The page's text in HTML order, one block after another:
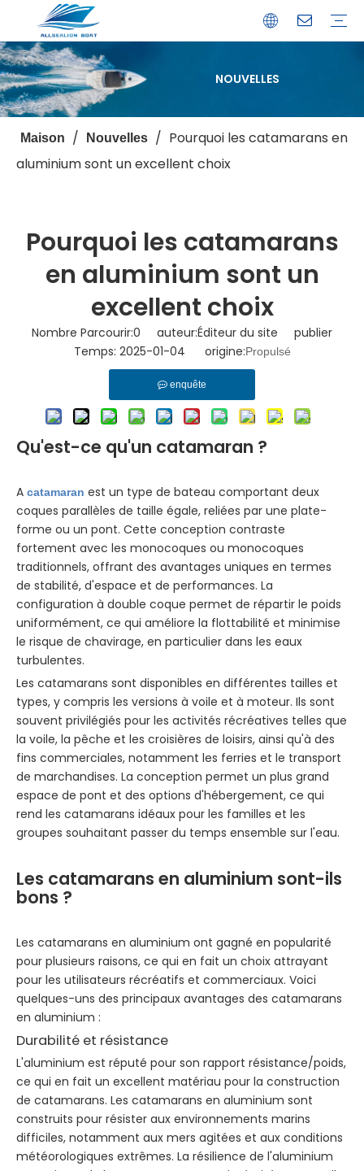
NOUVELLES
Maison / Nouvelles / Pourquoi les catamarans en
aluminium sont un excellent choix
Pourquoi les catamarans
en aluminium sont un
excellent choix
Nombre Parcourir:0 auteur:Éditeur du site publier
Temps: 2025-01-04 origine:Propulsé
enquête
Qu'est-ce qu'un catamaran ?
A catamaran est un type de bateau comportant deux
coques parallèles de taille égale, reliées par une plate-
forme ou un pont. Cette conception contraste
fortement avec les monocoques ou monocoques
traditionnels, offrant des avantages uniques en termes
de stabilité, d'espace et de performances. La
configuration à double coque permet de répartir le poids
uniformément, ce qui améliore la flottabilité et minimise
le risque de chavirage, en particulier dans les eaux
turbulentes.
Les catamarans sont disponibles en différentes tailles et
types, y compris les versions à voile et à moteur. Ils sont
souvent privilégiés pour les activités récréatives telles que
la voile, la pêche et les croisières de loisirs, ainsi qu'à des
fins commerciales, notamment les ferries et le transport
de marchandises. La conception permet un plus grand
espace de pont et des options d'hébergement, ce qui
rend les catamarans idéaux pour les familles et les
groupes souhaitant passer du temps ensemble sur l'eau.
Les catamarans en aluminium sont-ils
bons ?
Les catamarans en aluminium ont gagné en popularité
pour plusieurs raisons, ce qui en fait un choix attrayant
pour les utilisateurs récréatifs et commerciaux. Voici
quelques-uns des principaux avantages des catamarans
en aluminium :
Durabilité et résistance
L'aluminium est réputé pour son rapport résistance/poids,
ce qui en fait un excellent matériau pour la construction
de catamarans. Les catamarans en aluminium sont
construits pour résister aux environnements marins
difficiles, notamment aux mers agitées et aux conditions
météorologiques extrêmes. La résilience de l'aluminium